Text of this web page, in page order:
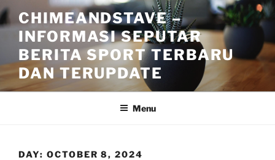
Skip
to
content
CHIMEANDSTAVE –
INFORMASI SEPUTAR
BERITA SPORT TERBARU
DAN TERUPDATE
Menu
DAY: OCTOBER 8, 2024